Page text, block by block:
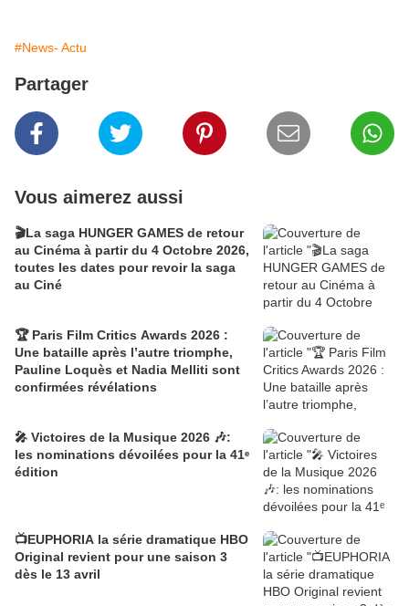
#News- Actu
Partager
Vous aimerez aussi
🎬La saga HUNGER GAMES de retour
au Cinéma à partir du 4 Octobre 2026,
toutes les dates pour revoir la saga
au Ciné
🏆 Paris Film Critics Awards 2026 :
Une bataille après l’autre triomphe,
Pauline Loquès et Nadia Melliti sont
confirmées révélations
🎤 Victoires de la Musique 2026 🎶:
les nominations dévoilées pour la 41ᵉ
édition
📺EUPHORIA la série dramatique HBO
Original revient pour une saison 3
dès le 13 avril